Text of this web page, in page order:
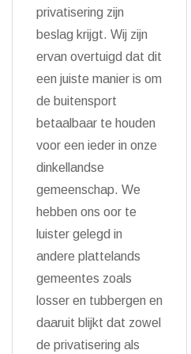
privatisering zijn
beslag krijgt. Wij zijn
ervan overtuigd dat dit
een juiste manier is om
de buitensport
betaalbaar te houden
voor een ieder in onze
dinkellandse
gemeenschap. We
hebben ons oor te
luister gelegd in
andere plattelands
gemeentes zoals
losser en tubbergen en
daaruit blijkt dat zowel
de privatisering als